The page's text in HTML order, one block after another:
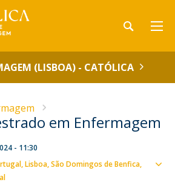
(LISBOA) - CATÓLICA
em Enfermagem
- 11:30
Lisboa São Domingos de Benfica,